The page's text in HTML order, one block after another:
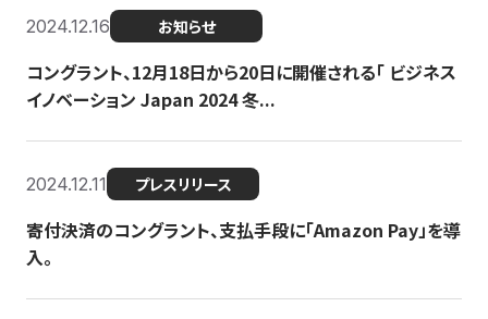
2024.12.16 お知らせ
コングラント、12月18日から20日に開催される「 ビジネス
イノベーション Japan 2024 冬...
2024.12.11 プレスリリース
寄付決済のコングラント、支払手段に「Amazon Pay」を導
入。